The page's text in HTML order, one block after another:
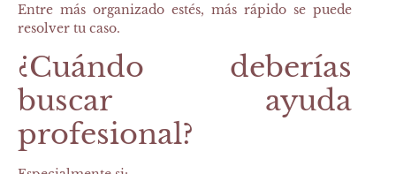
Entre más organizado estés, más rápido se puede
resolver tu caso.
¿Cuándo deberías
buscar ayuda
profesional?